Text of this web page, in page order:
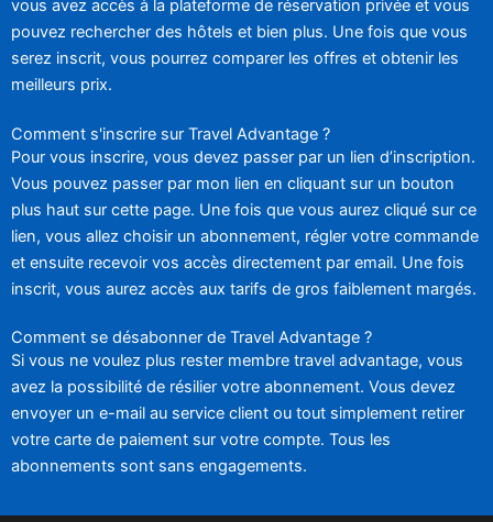
vous avez accès à la plateforme de réservation privée et vous
pouvez rechercher des hôtels et bien plus. Une fois que vous
serez inscrit, vous pourrez comparer les offres et obtenir les
meilleurs prix.
Comment s'inscrire sur Travel Advantage ?
Pour vous inscrire, vous devez passer par un lien d’inscription.
Vous pouvez passer par mon lien en cliquant sur un bouton
plus haut sur cette page. Une fois que vous aurez cliqué sur ce
lien, vous allez choisir un abonnement, régler votre commande
et ensuite recevoir vos accès directement par email. Une fois
inscrit, vous aurez accès aux tarifs de gros faiblement margés.
Comment se désabonner de Travel Advantage ?
Si vous ne voulez plus rester membre travel advantage, vous
avez la possibilité de résilier votre abonnement. Vous devez
envoyer un e-mail au service client ou tout simplement retirer
votre carte de paiement sur votre compte. Tous les
abonnements sont sans engagements.